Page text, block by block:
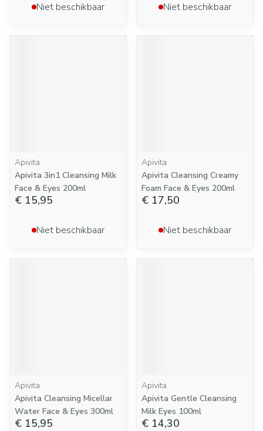
Niet beschikbaar Niet beschikbaar
Apivita
Apivita 3in1 Cleansing Milk
Face & Eyes 200ml
€ 15,95
Niet beschikbaar
Apivita
Apivita Cleansing Creamy
Foam Face & Eyes 200ml
€ 17,50
Niet beschikbaar
Apivita
Apivita Cleansing Micellar
Water Face & Eyes 300ml
€ 15,95
Apivita
Apivita Gentle Cleansing
Milk Eyes 100ml
€ 14,30